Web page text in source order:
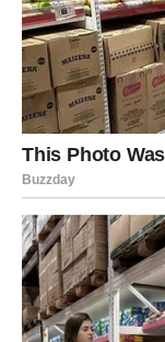
Započnite dan
ovim brzim
pripremiti hranjiv i
dan.
Kombinacija
izuzetno vlažne i
Potrebni sastojci
Za izvođenje ovog
jedna jabuka,
grama jogurta